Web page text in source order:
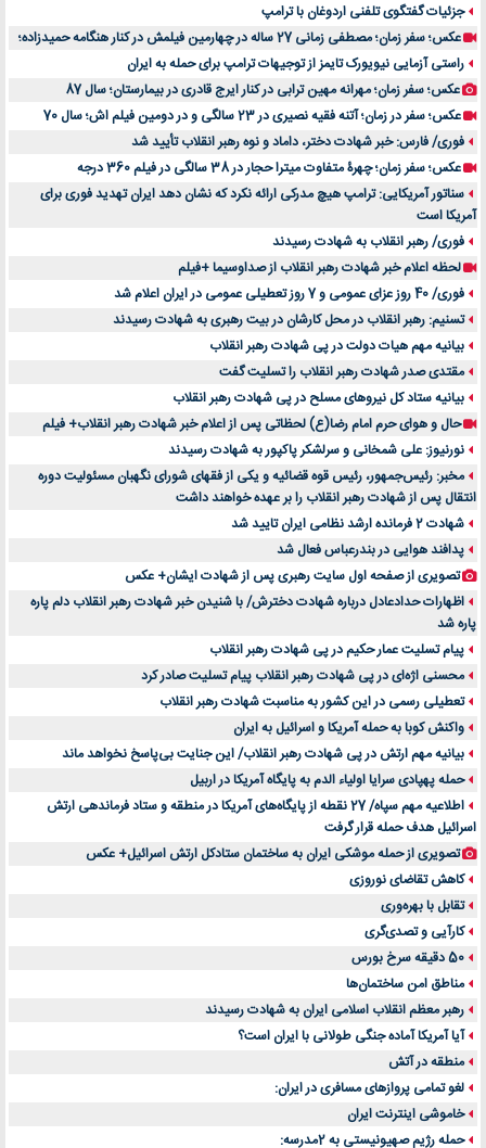
جزئیات گفتگوی تلفنی اردوغان با ترامپ
عکس؛ سفر زمان؛ مصطفی زمانی 27 ساله در چهارمین فیلمش در کنار هنگامه حمیدزاده؛
راستی آزمایی نیویورک تایمز از توجیهات ترامپ برای حمله به ایران
عکس؛ سفر زمان؛ مهرانه مهین ترابی در کنار ایرج قادری در بیمارستان؛ سال 87
عکس؛ سفر در زمان؛ آتنه فقیه نصیری در 23 سالگی و در دومین فیلم اش؛ سال 70
فوری/ فارس: خبر شهادت دختر، داماد و نوه رهبر انقلاب تأیید شد
عکس؛ سفر زمان؛ چهرۀ متفاوت میترا حجار در 38 سالگی در فیلم 360 درجه
سناتور آمریکایی: ترامپ هیچ مدرکی ارائه نکرد که نشان دهد ایران تهدید فوری برای
آمریکا است
فوری/ رهبر انقلاب به شهادت رسیدند
لحظه اعلام خبر شهادت رهبر انقلاب از صداوسیما +فیلم
فوری/ 40 روز عزای عمومی و 7 روز تعطیلی عمومی در ایران اعلام شد
تسنیم: رهبر انقلاب در محل کارشان در بیت رهبری به شهادت رسیدند
بیانیه مهم هیات دولت در پی شهادت رهبر انقلاب
مقتدی صدر شهادت رهبر انقلاب را تسلیت گفت
بیانیه ستاد کل نیروهای مسلح در پی شهادت رهبر انقلاب
حال و هوای حرم امام رضا(ع) لحظاتی پس از اعلام خبر شهادت رهبر انقلاب+ فیلم
نورنیوز: علی شمخانی و سرلشکر پاکپور به شهادت رسیدند
مخبر: رئیس‌جمهور، رئیس قوه ‌قضائیه و یکی از فقهای شورای نگهبان مسئولیت دوره
انتقال پس ‌از شهادت رهبر انقلاب را بر عهده خواهند داشت
شهادت 2 فرمانده ارشد نظامی ایران تایید شد
پدافند هوایی در بندرعباس فعال شد
تصویری از صفحه اول سایت رهبری پس از شهادت ایشان+ عکس
اظهارات حدادعادل درباره شهادت دخترش/ با شنیدن خبر شهادت رهبر انقلاب دلم پاره
پاره شد
پیام تسلیت عمار حکیم در پی شهادت رهبر انقلاب
محسنی اژه‌ای در پی شهادت رهبر انقلاب پیام تسلیت صادر کرد
تعطیلی رسمی در این کشور به مناسبت شهادت رهبر انقلاب
واکنش کوبا به حمله آمریکا و اسرائیل به ایران
بیانیه مهم ارتش در پی شهادت رهبر انقلاب/ این جنایت بی‌پاسخ نخواهد ماند
حمله پهپادی سرایا اولیاء الدم به پایگاه آمریکا در اربیل
اطلاعیه مهم سپاه/ 27 نقطه از پایگاه‌های آمریکا در منطقه و ستاد فرماندهی ارتش
اسرائیل هدف حمله قرار گرفت
تصویری از حمله موشکی ایران به ساختمان ستادکل ارتش اسرائیل+ عکس
کاهش تقاضای نوروزی
تقابل با بهره‌وری
کارآیی و تصدی‌گری
50 دقیقه سرخ بورس
مناطق امن ساختمان‌ها
رهبر معظم انقلاب اسلامی ایران به شهادت رسیدند
آیا آمریکا آماده جنگی طولانی با ایران است؟
منطقه در آتش
لغو تمامی پروازهای مسافری در ایران:
خاموشی اینترنت ایران
حمله رژیم صهیونیستی به 2مدرسه: